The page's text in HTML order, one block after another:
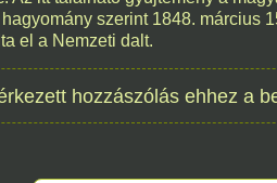
1978. 08. 06.
a
145éve
szerint 1848. március
el a Nemzeti dalt.
hozzászólás ehhez a